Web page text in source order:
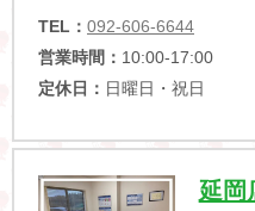
TEL： 092-606-6644
営業時間： 10:00-17:00
定休日： 日曜日・祝日
延岡